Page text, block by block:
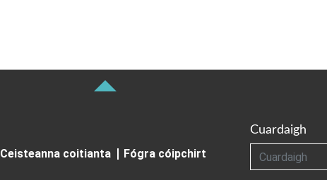
Ceisteanna coitianta
Fógra cóipchirt
Cuardaigh
Cuardaigh